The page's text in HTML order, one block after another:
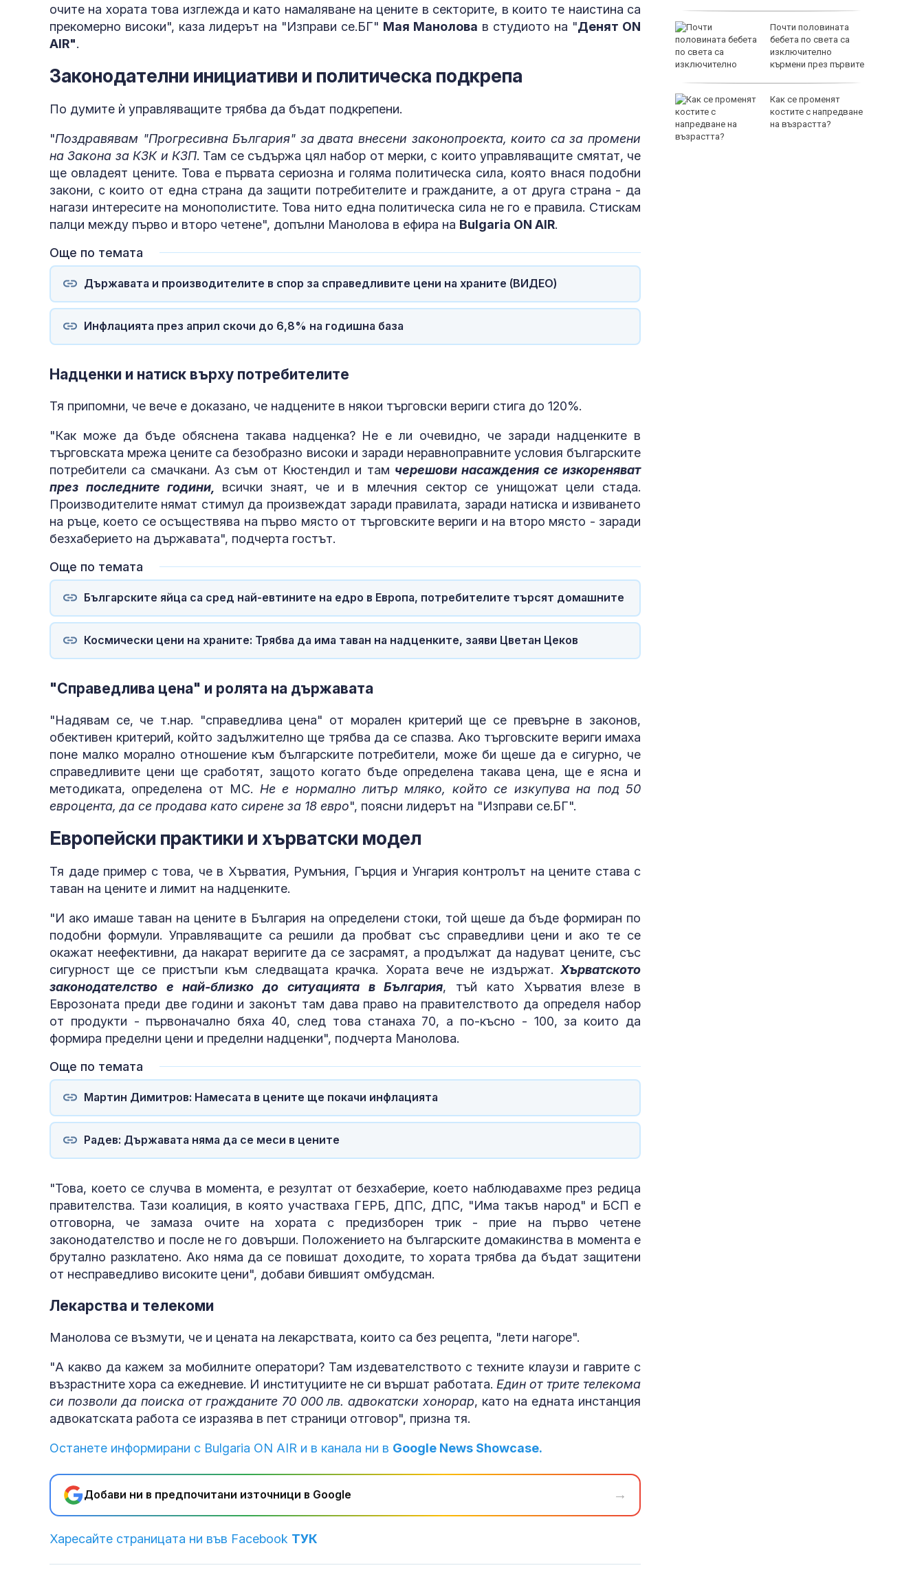
очите на хората това изглежда и като намаляване на цените в секторите, в които те наистина са
прекомерно високи", каза лидерът на "Изправи се.БГ" Мая Манолова в студиото на "Денят ON
AIR".
Законодателни инициативи и политическа подкрепа
По думите ѝ управляващите трябва да бъдат подкрепени.
"Поздравявам "Прогресивна България" за двата внесени законопроекта, които са за промени
на Закона за КЗК и КЗП. Там се съдържа цял набор от мерки, с които управляващите смятат, че
ще овладеят цените. Това е първата сериозна и голяма политическа сила, която внася подобни
закони, с които от една страна да защити потребителите и гражданите, а от друга страна - да
нагази интересите на монополистите. Това нито една политическа сила не го е правила. Стискам
палци между първо и второ четене", допълни Манолова в ефира на Bulgaria ON AIR.
Още по темата
Държавата и производителите в спор за справедливите цени на храните (ВИДЕО)
Инфлацията през април скочи до 6,8% на годишна база
Надценки и натиск върху потребителите
Тя припомни, че вече е доказано, че надцените в някои търговски вериги стига до 120%.
"Как може да бъде обяснена такава надценка? Не е ли очевидно, че заради надценките в
търговската мрежа цените са безобразно високи и заради неравноправните условия българските
потребители са смачкани. Аз съм от Кюстендил и там черешови насаждения се изкореняват
през последните години, всички знаят, че и в млечния сектор се унищожат цели стада.
Производителите нямат стимул да произвеждат заради правилата, заради натиска и извиването
на ръце, което се осъществява на първо място от търговските вериги и на второ място - заради
безхаберието на държавата", подчерта гостът.
Още по темата
Българските яйца са сред най-евтините на едро в Европа, потребителите търсят домашните
Космически цени на храните: Трябва да има таван на надценките, заяви Цветан Цеков
"Справедлива цена" и ролята на държавата
"Надявам се, че т.нар. "справедлива цена" от морален критерий ще се превърне в законов,
обективен критерий, който задължително ще трябва да се спазва. Ако търговските вериги имаха
поне малко морално отношение към българските потребители, може би щеше да е сигурно, че
справедливите цени ще сработят, защото когато бъде определена такава цена, ще е ясна и
методиката, определена от МС. Не е нормално литър мляко, който се изкупува на под 50
евроцента, да се продава като сирене за 18 евро", поясни лидерът на "Изправи се.БГ".
Европейски практики и хърватски модел
Тя даде пример с това, че в Хърватия, Румъния, Гърция и Унгария контролът на цените става с
таван на цените и лимит на надценките.
"И ако имаше таван на цените в България на определени стоки, той щеше да бъде формиран по
подобни формули. Управляващите са решили да пробват със справедливи цени и ако те се
окажат неефективни, да накарат веригите да се засрамят, а продължат да надуват цените, със
сигурност ще се пристъпи към следващата крачка. Хората вече не издържат. Хърватското
законодателство е най-близко до ситуацията в България, тъй като Хърватия влезе в
Еврозоната преди две години и законът там дава право на правителството да определя набор
от продукти - първоначално бяха 40, след това станаха 70, а по-късно - 100, за които да
формира пределни цени и пределни надценки", подчерта Манолова.
Още по темата
Мартин Димитров: Намесата в цените ще покачи инфлацията
Радев: Държавата няма да се меси в цените
"Това, което се случва в момента, е резултат от безхаберие, което наблюдавахме през редица
правителства. Тази коалиция, в която участваха ГЕРБ, ДПС, ДПС, "Има такъв народ" и БСП е
отговорна, че замаза очите на хората с предизборен трик - прие на първо четене
законодателство и после не го довърши. Положението на българските домакинства в момента е
брутално разклатено. Ако няма да се повишат доходите, то хората трябва да бъдат защитени
от несправедливо високите цени", добави бившият омбудсман.
Лекарства и телекоми
Манолова се възмути, че и цената на лекарствата, които са без рецепта, "лети нагоре".
"А какво да кажем за мобилните оператори? Там издевателството с техните клаузи и гаврите с
възрастните хора са ежедневие. И институциите не си вършат работата. Един от трите телекома
си позволи да поиска от гражданите 70 000 лв. адвокатски хонорар, като на едната инстанция
адвокатската работа се изразява в пет страници отговор", призна тя.
Останете информирани с Bulgaria ON AIR и в канала ни в Google News Showcase.
Добави ни в предпочитани източници в Google →
Харесайте страницата ни във Facebook ТУК
Венера във Везни -
Почти половината
бебета по света са
изключително
кърмени през първите
Как се променят
костите с напредване
на възрастта?